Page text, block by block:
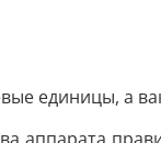
единицы, а